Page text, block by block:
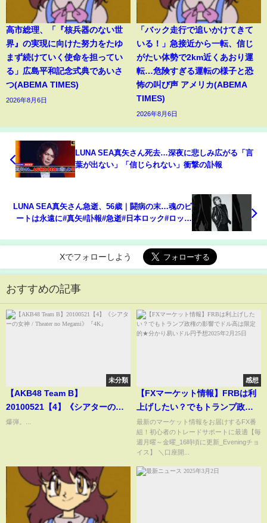
高市総理、「『核兵器のない世
界』の実現に向けた努力をたゆ
まず続けていく使命を担ってい
る」広島平和記念式典であいさ
つ(ABEMA TIMES)
2026年8月6日
「バック走行で追いかけてきて
いる！」急接近から一転、信じ
がたい体勢で2km近くあおり運
転…危険すぎる運転の様子と恐
怖の叫び声 アメリカ(ABEMA
TIMES)
2026年8月6日
LUNA SEA真矢さん死去…深夜に悲しみ広がる「言
葉が出ない」「信じられない」衝撃の訃報
LUNA SEA真矢さん急逝、56歳｜闘病の末…魂のビ
ートは永遠に#真矢#訃報#急逝#日本ロック#ロック
Xでフォローしよう
おすすめの記事
未分類
【AKB48 Team B】
20100521【4】《シアターの女
神 / Theater no Megami》
爆弾。...
感想
【FXマーケット情報】FRBは利
上げしたい？でもトランプ政権
の影響でドル高は限定的★分か
り易いドル円予想2025年2月25
日
最新のマーケット情報をお届けするFX番
組！初心者のトレードサポートに最適【毎
週月曜～金曜_16時頃に更新_Eveningチョ
イス】 ＼口座開...